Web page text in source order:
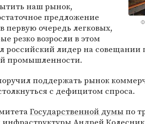
наш рынок,
предложение
первую очередь легковых,
резко возросли в этом
российский лидер на совещании
промышленности.
поддержать рынок
с дефицитом спроса.
Государственной думыпо